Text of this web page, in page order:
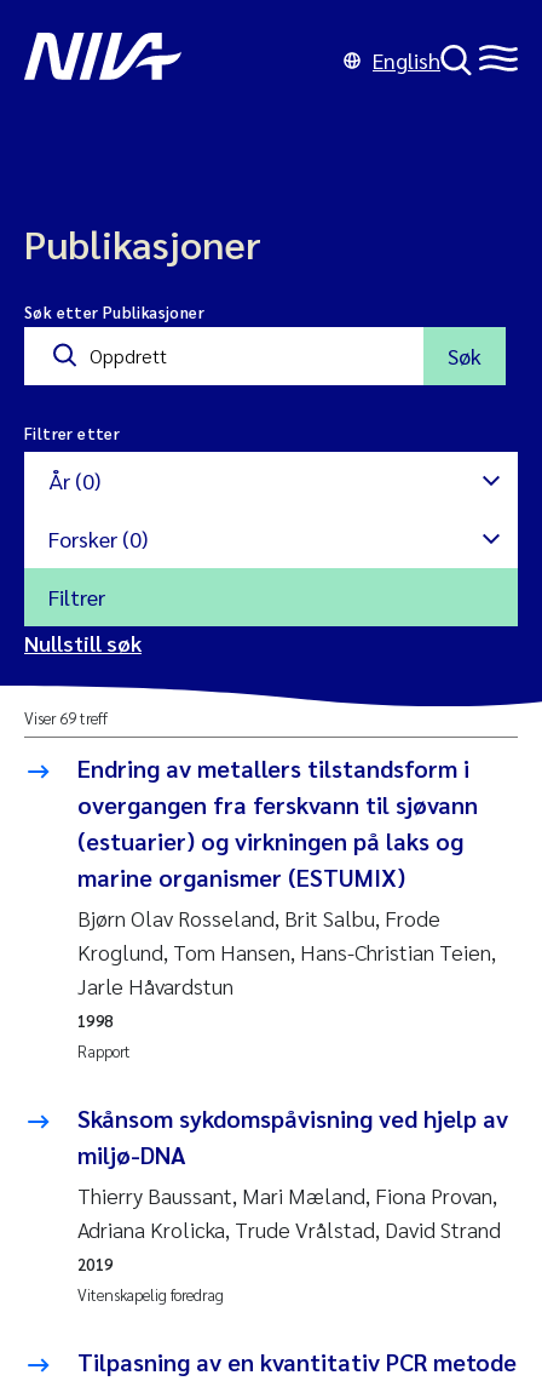
English
Publikasjoner
Søk etter Publikasjoner
Søk
Filtrer etter
År (0)
2024
2023
2022
2021
2020
2019
2018
2017
2016
2015
2014
Nullstill
Forsker (0)
Yan Lin
Kristina Øie Kvile
Marianne Stave Sekkenes
Charles Patrick Lavin
Eirin Aasland
Andy Stock
Julia Szulecka
Aase Jeanette Kvanneid
Ellen Johannesen
Steen Wilhelm Knudsen
Filtrer
Nullstill søk
Viser 69 treff
Endring av metallers tilstandsform i
overgangen fra ferskvann til sjøvann
(estuarier) og virkningen på laks og
marine organismer (ESTUMIX)
Bjørn Olav Rosseland, Brit Salbu, Frode
Kroglund, Tom Hansen, Hans-Christian Teien,
Jarle Håvardstun
Rapport
1998
Skånsom sykdomspåvisning ved hjelp av
miljø-DNA
Thierry Baussant, Mari Mæland, Fiona Provan,
Adriana Krolicka, Trude Vrålstad, David Strand
Vitenskapelig foredrag
2019
Tilpasning av en kvantitativ PCR metode